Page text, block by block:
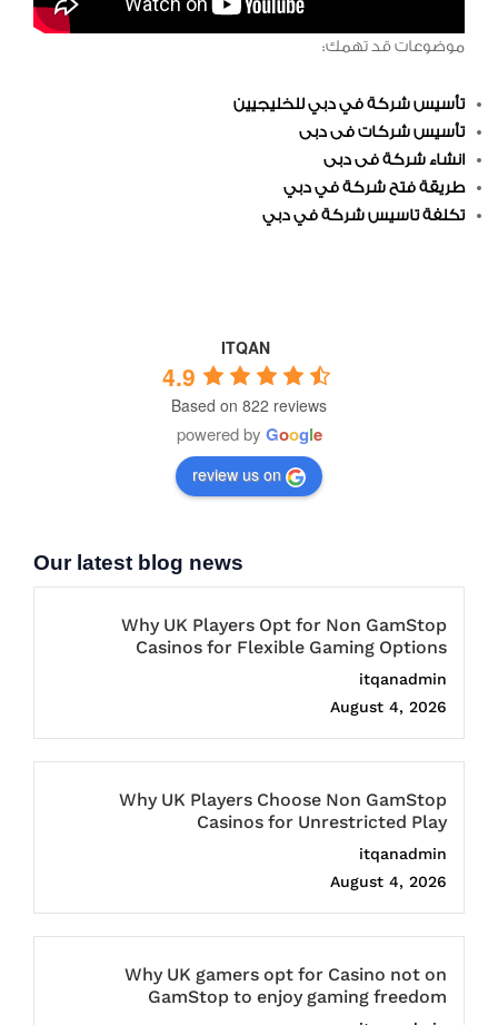
موضوعات قد تهمك:
تأسيس شركة في دبي للخليجيين
تأسيس شركات فى دبى
انشاء شركة فى دبى
طريقة فتح شركة في دبي
تكلفة تاسيس شركة في دبي
ITQAN
4.9
Based on 822 reviews
powered by Google
review us on
Our latest blog news
Why UK Players Opt for Non GamStop
Casinos for Flexible Gaming Options
itqanadmin
August 4, 2026
Why UK Players Choose Non GamStop
Casinos for Unrestricted Play
itqanadmin
August 4, 2026
Why UK gamers opt for Casino not on
GamStop to enjoy gaming freedom